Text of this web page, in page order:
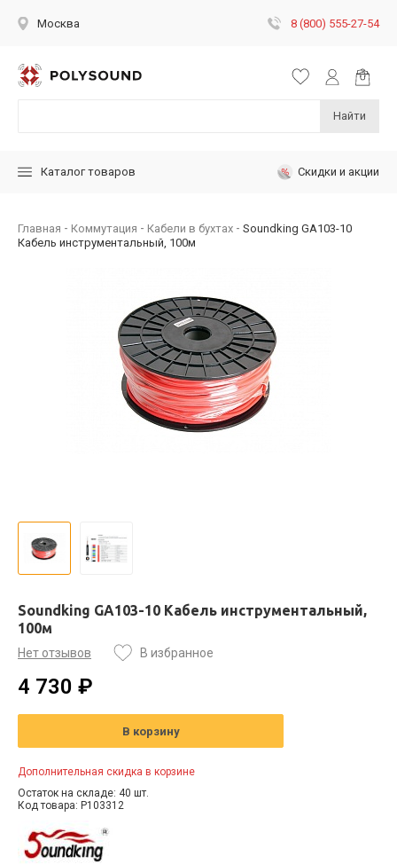
Москва 8 (800) 555-27-54
Найти
Каталог товаров Скидки и акции
Главная Коммутация Кабели в бухтах
Soundking GA103-10
Кабель инструментальный, 100м
Soundking GA103-10 Кабель инструментальный,
100м
Нет отзывов В избранное
4 730 ₽
В корзину
Дополнительная скидка в корзине
Остаток на складе: 40 шт.
Код товара: P103312